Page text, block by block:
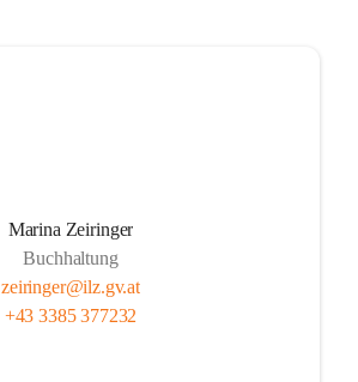
Marina Zeiringer
Buchhaltung
zeiringer@ilz.gv.at
+43 3385 377232